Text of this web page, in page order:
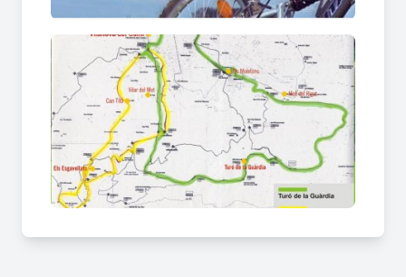
d'Òdena i té una longitud de 68 km. és un
recorregut circular que enllaça 9 municipis de la
Conca.
Nosaltres seguirem un tram de 4 Km des del
dipòsit de Can Titó fins al Castell de la Pobla.
El total del recorregut és de 7 Km. i està previst
de fer en unes 2 hores aproximadament.
AMB BTT PER LA SERRA DE COLLBÀS(+info)